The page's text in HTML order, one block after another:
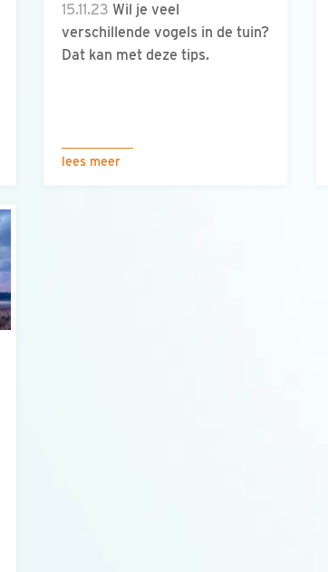
15.11.23 Wil je veel
verschillende vogels in de tuin?
Dat kan met deze tips.
lees meer